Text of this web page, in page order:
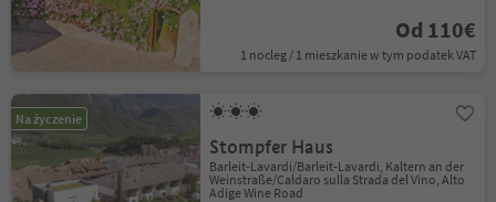
Od 110€
1 nocleg / 1 mieszkanie w tym podatek VAT
Na życzenie
Stompfer Haus
Barleit-Lavardi/Barleit-Lavardi, Kaltern an der
Weinstraße/Caldaro sulla Strada del Vino, Alto
Adige Wine Road